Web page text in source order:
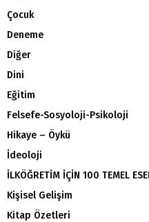
Çocuk
Deneme
Diğer
Dini
Eğitim
Felsefe-Sosyoloji-Psikoloji
Hikaye – Öykü
İdeoloji
İLKÖĞRETİM İÇİN 100 TEMEL
Kişisel Gelişim
Kitap Özetleri